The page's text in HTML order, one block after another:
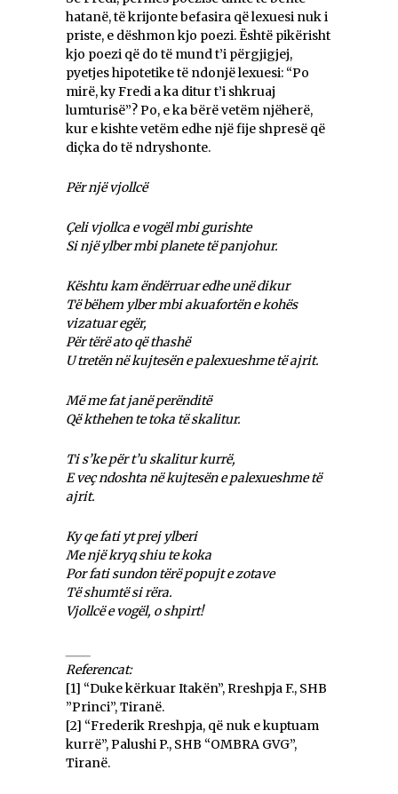
hatanë, të krijonte befasira që lexuesi nuk i
priste, e dëshmon kjo poezi. Është pikërisht
kjo poezi që do të mund t’i përgjigjej,
pyetjes hipotetike të ndonjë lexuesi: “Po
mirë, ky Fredi a ka ditur t’i shkruaj
lumturisë”? Po, e ka bërë vetëm njëherë,
kur e kishte vetëm edhe një fije shpresë që
diçka do të ndryshonte.
Për një vjollcë
Çeli vjollca e vogël mbi gurishte
Si një ylber mbi planete të panjohur.
Kështu kam ëndërruar edhe unë dikur
Të bëhem ylber mbi akuafortën e kohës
vizatuar egër,
Për tërë ato që thashë
U tretën në kujtesën e palexueshme të ajrit.
Më me fat janë perënditë
Që kthehen te toka të skalitur.
Ti s’ke për t’u skalitur kurrë,
E veç ndoshta në kujtesën e palexueshme të
ajrit.
Ky qe fati yt prej ylberi
Me një kryq shiu te koka
Por fati sundon tërë popujt e zotave
Të shumtë si rëra.
Vjollcë e vogël, o shpirt!
Referencat:
[1] “Duke kërkuar Itakën”, Rreshpja F., SHB
”Princi”, Tiranë.
[2] “Frederik Rreshpja, që nuk e kuptuam
kurrë”, Palushi P., SHB “OMBRA GVG”,
Tiranë.